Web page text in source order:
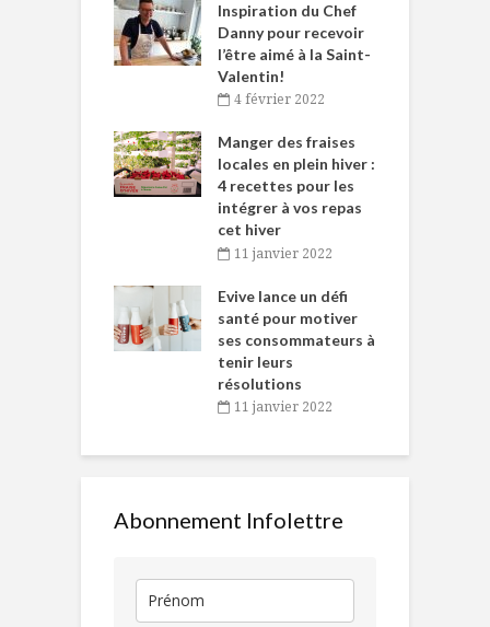
Inspiration du Chef
Danny pour recevoir
l’être aimé à la Saint-
Valentin!
4 février 2022
Manger des fraises
locales en plein hiver :
4 recettes pour les
intégrer à vos repas
cet hiver
11 janvier 2022
Evive lance un défi
santé pour motiver
ses consommateurs à
tenir leurs
résolutions
11 janvier 2022
Abonnement Infolettre